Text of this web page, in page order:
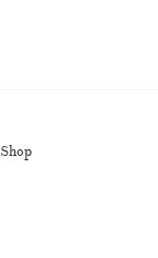
Shop